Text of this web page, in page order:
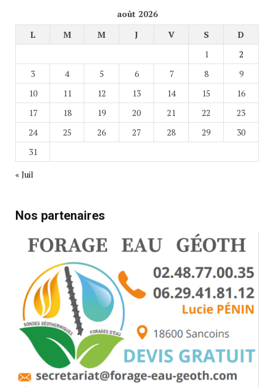
août 2026
L
M M J V S
D
1
2
3
4 5 6 7 8
9
10
11 12 13 14 15
16
17
18 19 20 21 22
23
24
25 26 27 28 29
30
31
« Juil
Nos partenaires